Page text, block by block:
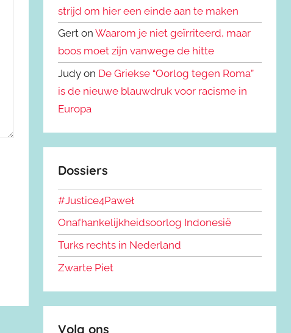
strijd om hier een einde aan te maken
Gert onWaarom je niet geïrriteerd, maar
boos moet zijn vanwege de hitte
Judy on De Griekse “Oorlog tegen Roma”
is de nieuwe blauwdruk voor racisme in
Europa
Dossiers
#Justice4Paweł
Onafhankelijkheidsoorlog Indonesië
Turks rechts in Nederland
Zwarte Piet
Volg ons